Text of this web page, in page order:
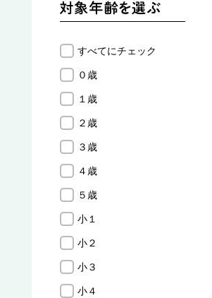
すべてにチェック
０歳
１歳
２歳
３歳
４歳
５歳
小１
小２
小３
小４